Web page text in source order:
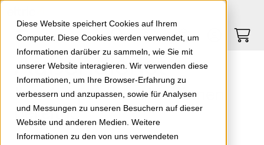
Diese Website speichert Cookies auf Ihrem
Computer. Diese Cookies werden verwendet, um
Informationen darüber zu sammeln, wie Sie mit
unserer Website interagieren. Wir verwenden diese
Informationen, um Ihre Browser-Erfahrung zu
verbessern und anzupassen, sowie für Analysen
und Messungen zu unseren Besuchern auf dieser
Website und anderen Medien. Weitere
Informationen zu den von uns verwendeten
Springe zu Hauptinhalt Springe zum Footer
0
Außendienst
Ihre Ansprechpartner:innen
bei eltric